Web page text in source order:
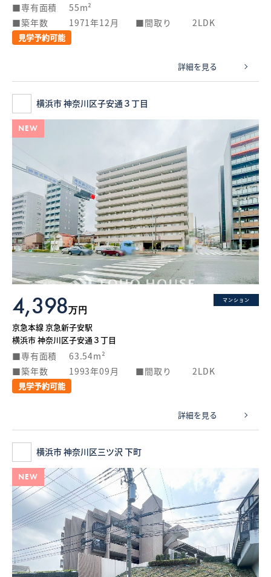
専有面積
55m²
築年数
1971年12月 間取り 2LDK
見学予約可能
詳細を見る
横浜市 神奈川区子安通３丁目
NEW
マンション
4,398万円
京急本線 京急新子安駅
横浜市 神奈川区子安通３丁目
専有面積
63.54m²
築年数
1993年09月 間取り 2LDK
見学予約可能
詳細を見る
横浜市 神奈川区三ツ沢 下町
NEW